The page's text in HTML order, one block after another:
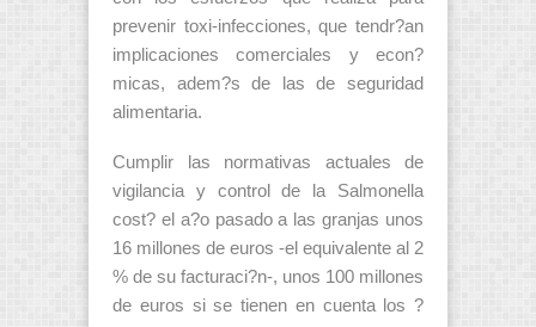
prevenir toxi-infecciones, que tendr?an
implicaciones comerciales y econ?
micas, adem?s de las de seguridad
alimentaria.
Cumplir las normativas actuales de
vigilancia y control de la Salmonella
cost? el a?o pasado a las granjas unos
16 millones de euros -el equivalente al 2
% de su facturaci?n-, unos 100 millones
de euros si se tienen en cuenta los ?